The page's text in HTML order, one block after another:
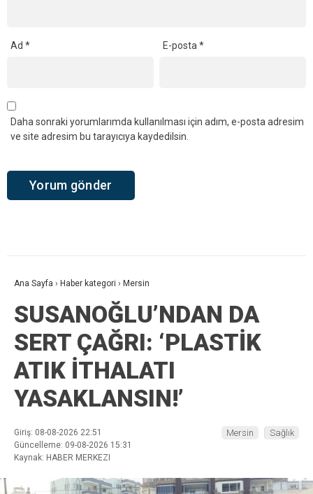
Ad * E-posta*
Daha sonraki yorumlarımda kullanılması için adım, e-posta adresim
ve site adresim bu tarayıcıya kaydedilsin.
Ana Sayfa › Haber kategori › Mersin
SUSANOĞLU’NDAN DA
SERT ÇAĞRI: ‘PLASTİK
ATIK İTHALATI
YASAKLANSIN!’
Giriş: 08-08-2026 22:51
Güncelleme: 09-08-2026 15:31
Kaynak: HABER MERKEZI
Mersin Sağlık